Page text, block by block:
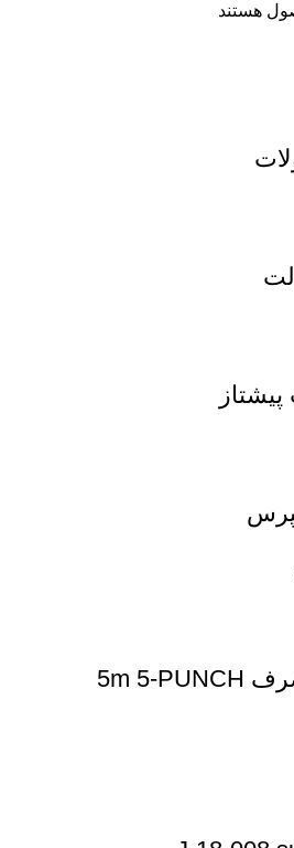
هستند
پانچ پوستی یکبار مصرف 5m 5-PUNCH